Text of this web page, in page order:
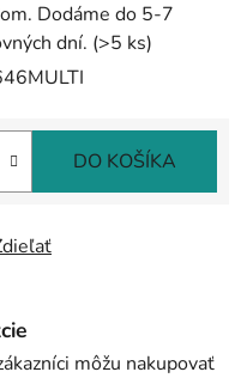
Dodáme do 5-7
dní. (>5 ks)
DO KOŠÍKA
môžu nakupovať